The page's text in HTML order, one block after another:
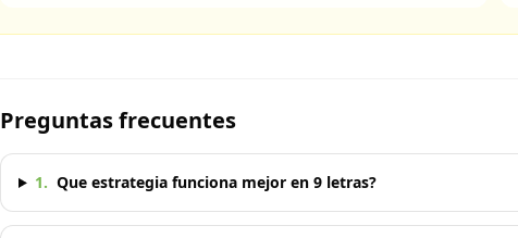
Preguntas frecuentes
1. Que estrategia funciona mejor en 9 letras?